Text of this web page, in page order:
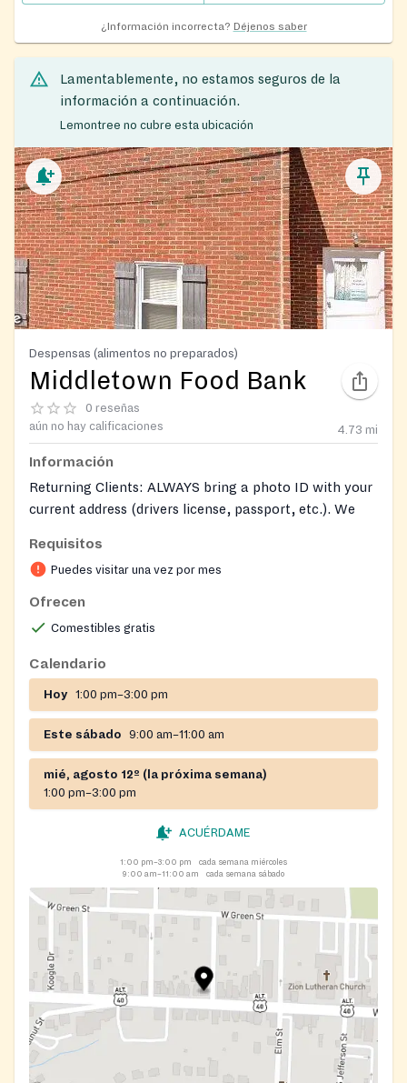
¿Información incorrecta? Déjenos saber
Lamentablemente, no estamos seguros de la
información a continuación.
Lemontree no cubre esta ubicación
Despensas (alimentos no preparados)
Middletown Food Bank
0 reseñas
aún no hay calificaciones
4.73 mi
Información
Returning Clients: ALWAYS bring a photo ID with your
current address (drivers license, passport, etc.). We
New Clients: Bring a photo ID (drivers license,
with your name and address on it). These items are
necessary.
Requisitos
Puedes visitar una vez por mes
Ofrecen
Comestibles gratis
Calendario
Hoy 1:00 pm–3:00 pm
Este sábado 9:00 am–11:00 am
mié, agosto 12º (la próxima semana)
1:00 pm–3:00 pm
ACUÉRDAME
1:00 pm–3:00 pm
cada semana miércoles
9:00 am–11:00 am
cada semana sábado